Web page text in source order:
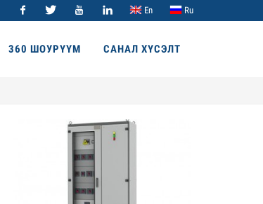
En
Ru
360 ШОУРҮҮМ САНАЛ ХҮСЭЛТ